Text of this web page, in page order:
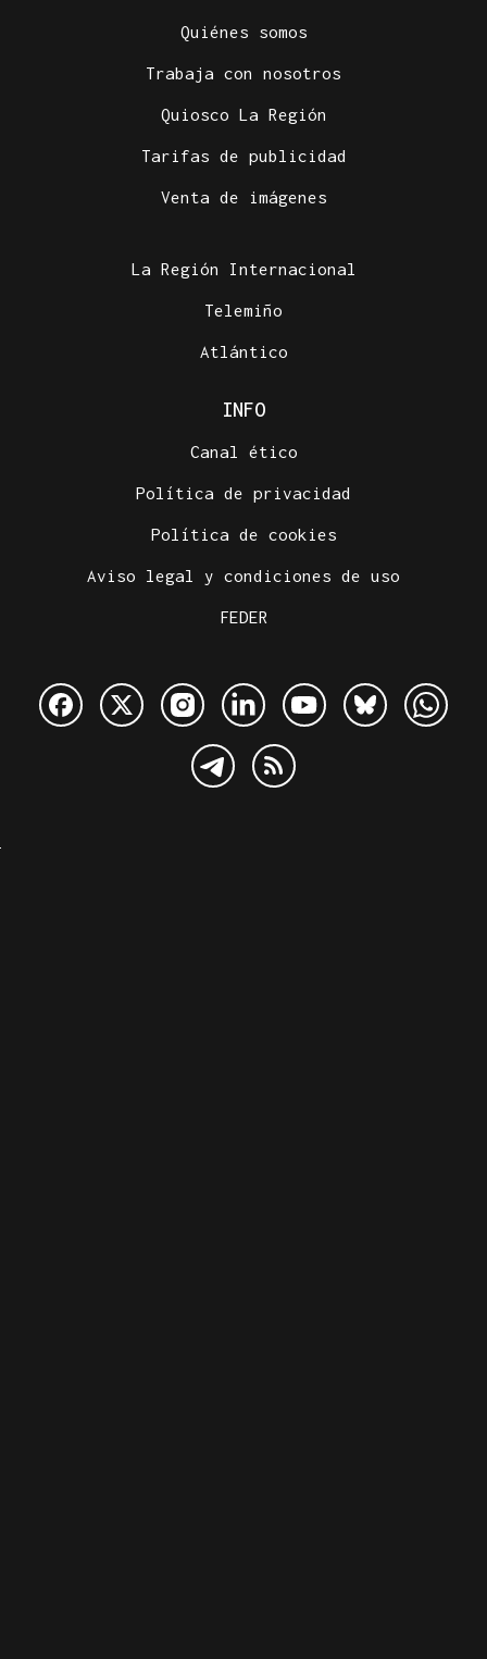
Quiénes somos
Trabaja con nosotros
Quiosco La Región
Tarifas de publicidad
Venta de imágenes
La Región Internacional
Telemiño
Atlántico
INFO
Canal ético
Política de privacidad
Política de cookies
Aviso legal y condiciones de uso
FEDER